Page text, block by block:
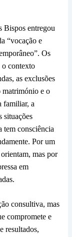
Bispos entregou
“vocação e
Os
o contexto
as exclusões
matrimónio e o
familiar, a
situações
consciência
Por um
mas por
em
consultiva, mas
compromete e
resultados,